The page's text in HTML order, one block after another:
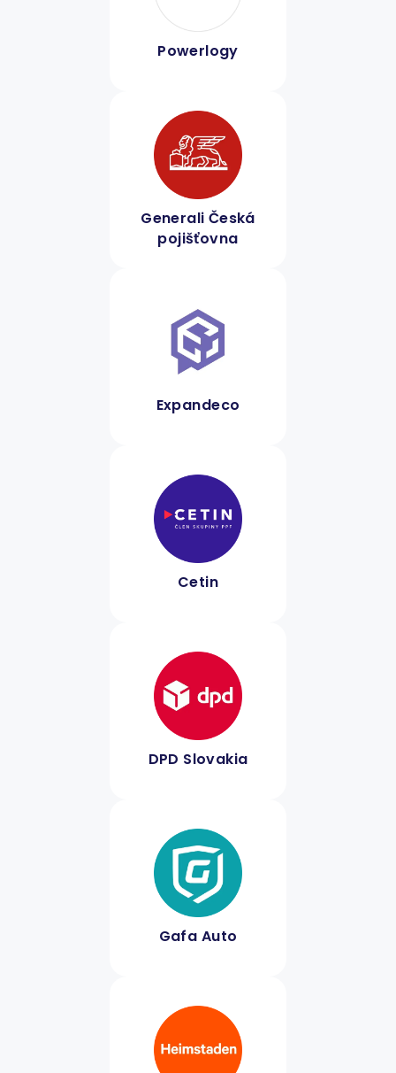
Powerlogy
Generali Česká
pojišťovna
Expandeco
Cetin
DPD Slovakia
Gafa Auto